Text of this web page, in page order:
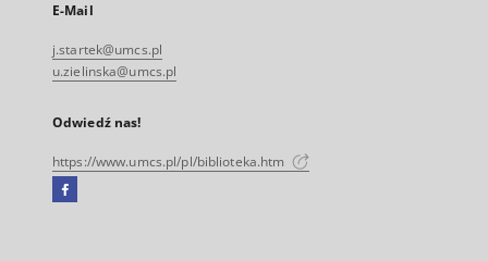
E-Mail
j.startek@umcs.pl
u.zielinska@umcs.pl
Odwiedź nas!
https://www.umcs.pl/pl/biblioteka.htm
Facebook